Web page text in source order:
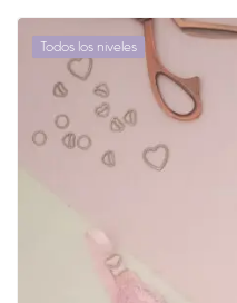
Todos los niveles